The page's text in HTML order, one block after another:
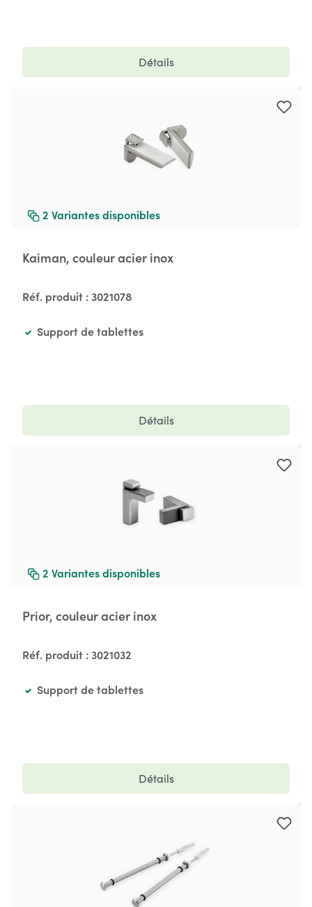
Détails
2 Variantes disponibles
Kaiman, couleur acier inox
Réf. produit :3021078
Support de tablettes
Détails
2 Variantes disponibles
Prior, couleur acier inox
Réf. produit :3021032
Support de tablettes
Détails